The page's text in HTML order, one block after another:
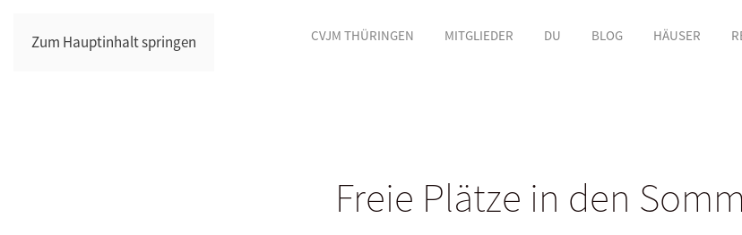
Zum Hauptinhalt springen CVJM THÜRINGEN MITGLIEDER DU BLOG HÄUSER
Freie Plätze in den